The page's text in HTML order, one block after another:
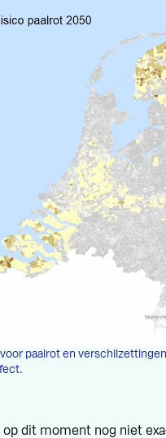
paalrot en
dit moment nog niet